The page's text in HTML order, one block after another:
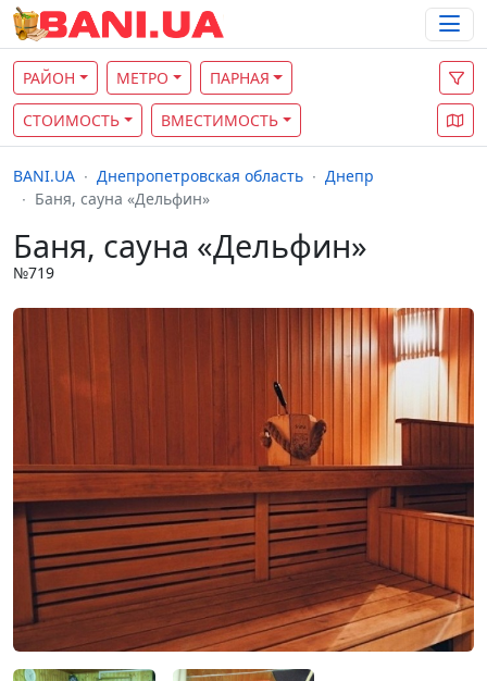
РАЙОН МЕТРО ПАРНАЯ
СТОИМОСТЬ ВМЕСТИМОСТЬ
BANI.UA Днепропетровская область
Днепр
Баня, сауна «Дельфин»
Баня, сауна «Дельфин»
№719